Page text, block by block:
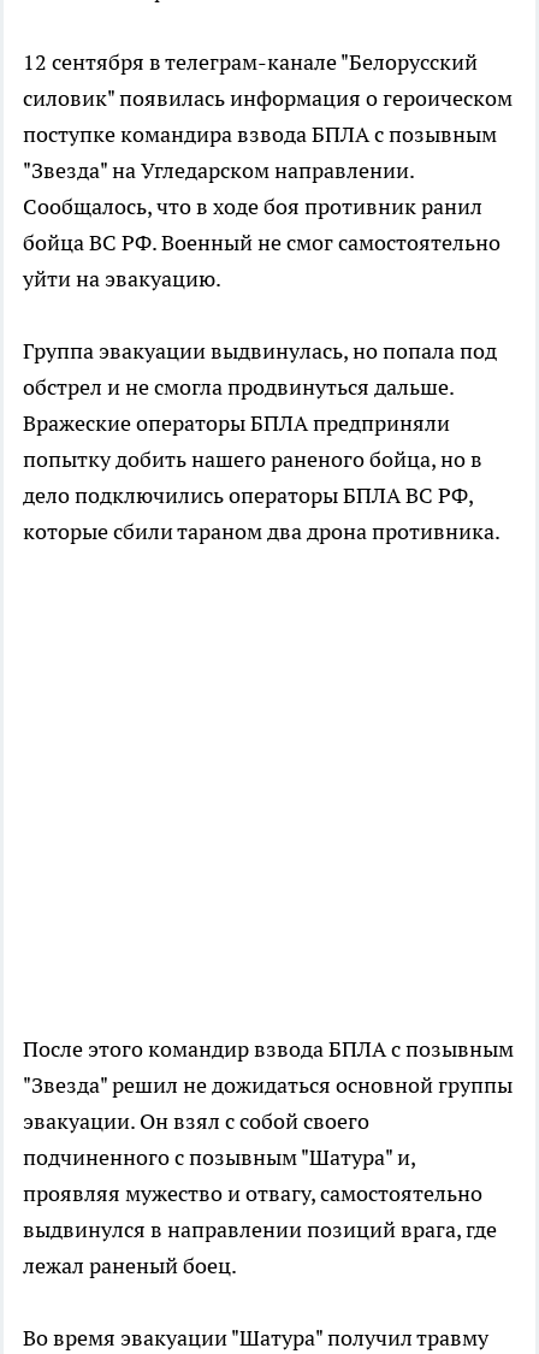
12 сентября в телеграм-канале "Белорусский
силовик" появилась информация о героическом
поступке командира взвода БПЛА с позывным
"Звезда" на Угледарском направлении.
Сообщалось, что в ходе боя противник ранил
бойца ВС РФ. Военный не смог самостоятельно
уйти на эвакуацию.
Группа эвакуации выдвинулась, но попала под
обстрел и не смогла продвинуться дальше.
Вражеские операторы БПЛА предприняли
попытку добить нашего раненого бойца, но в
дело подключились операторы БПЛА ВС РФ,
которые сбили тараном два дрона противника.
После этого командир взвода БПЛА с позывным
"Звезда" решил не дожидаться основной группы
эвакуации. Он взял с собой своего
подчиненного с позывным "Шатура" и,
проявляя мужество и отвагу, самостоятельно
выдвинулся в направлении позиций врага, где
лежал раненый боец.
Во время эвакуации "Шатура" получил травму